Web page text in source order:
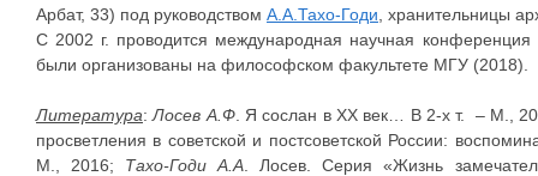
Арбат, 33) под руководством А.А.Тахо-Годи , хранительницы
С 2002 г. проводится международная научная конференция
были организованы на философском факультете МГУ (2018).
Литература:Лосев А.Ф. Я сослан в ХХ век… В 2-х т. – М.,
просветления в советской и постсоветской России:
М., 2016; Тахо-Годи А.А . Лосев. Серия «Жизнь